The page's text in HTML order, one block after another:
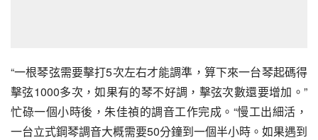
“一根琴弦需要擊打5次左右才能調準，算下來一台琴起碼得
擊弦1000多次，如果有的琴不好調，擊弦次數還要增加。”
忙碌一個小時後，朱佳禎的調音工作完成。“慢工出細活，
一台立式鋼琴調音大概需要50分鐘到一個半小時。如果遇到